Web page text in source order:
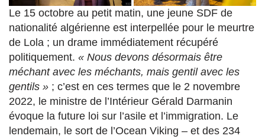
Le 15 octobre au petit matin, une jeune SDF de
nationalité algérienne est interpellée pour le meurtre
de Lola ; un drame immédiatement récupéré
politiquement. « Nous devons désormais être
méchant avec les méchants, mais gentil avec les
gentils » ; c’est en ces termes que le 2 novembre
2022, le ministre de l’Intérieur Gérald Darmanin
évoque la future loi sur l’asile et l’immigration. Le
lendemain, le sort de l’Ocean Viking – et des 234